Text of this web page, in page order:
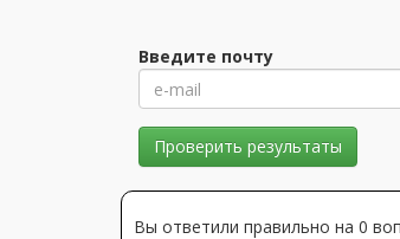
Введите почту
Проверить результаты
Вы ответили правильно на 0